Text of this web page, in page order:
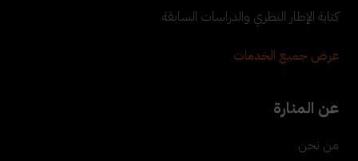
كتابة الإطار النظري والدراسات السابقة
عرض جميع الخدمات
عن المنارة
من نحن